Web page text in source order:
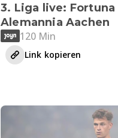
3. Liga live: Fortuna
Alemannia Aachen
120 Min
Link kopieren